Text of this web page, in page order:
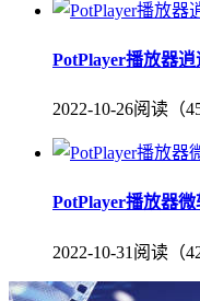
PotPlayer播放器
2022-10-26阅读（
PotPlayer播放器
2022-10-31 阅读（